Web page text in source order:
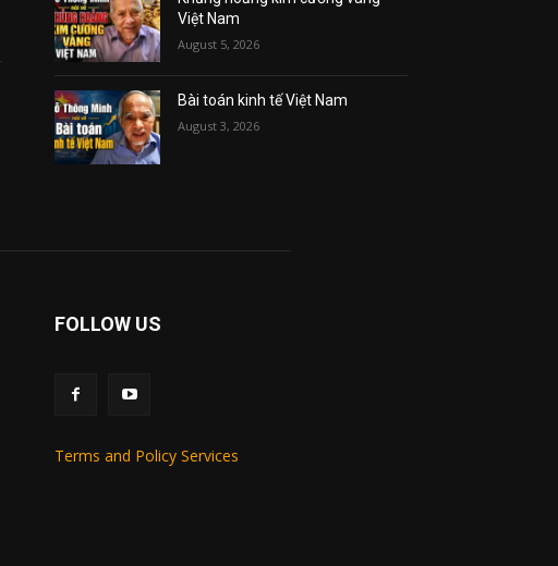
Việt Nam
August 5, 2026
Bài toán kinh tế Việt Nam
August 3, 2026
FOLLOW US
Terms and Policy Services